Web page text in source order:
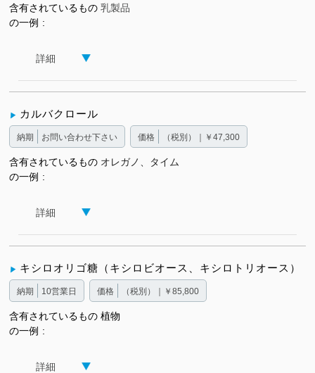
含有されているもの
の一例
乳製品
詳細
カルバクロール
納期 お問い合わせ下さい 価格 （税別）｜￥47,300
含有されているもの
の一例
オレガノ、タイム
詳細
キシロオリゴ糖（キシロビオース、キシロトリオース）
納期 10営業日 価格 （税別）｜￥85,800
含有されているもの
の一例
植物
詳細